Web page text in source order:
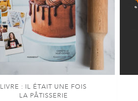
LIVRE : IL ÉTAIT UNE FOIS
LA PÂTISSERIE